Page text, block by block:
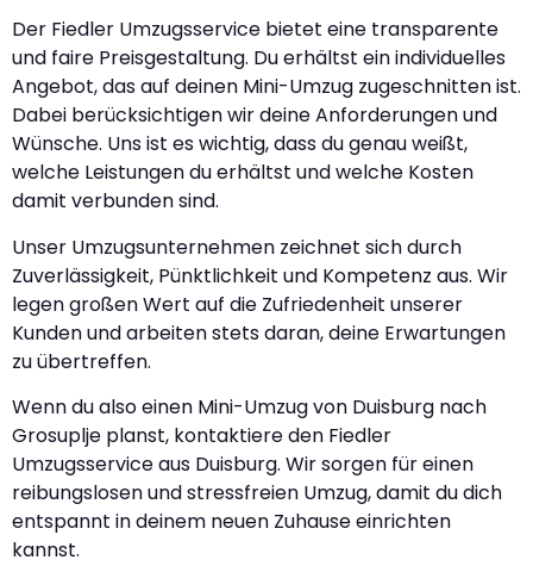
Der Fiedler Umzugsservice bietet eine transparente
und faire Preisgestaltung. Du erhältst ein individuelles
Angebot, das auf deinen Mini-Umzug zugeschnitten ist.
Dabei berücksichtigen wir deine Anforderungen und
Wünsche. Uns ist es wichtig, dass du genau weißt,
welche Leistungen du erhältst und welche Kosten
damit verbunden sind.
Unser Umzugsunternehmen zeichnet sich durch
Zuverlässigkeit, Pünktlichkeit und Kompetenz aus. Wir
legen großen Wert auf die Zufriedenheit unserer
Kunden und arbeiten stets daran, deine Erwartungen
zu übertreffen.
Wenn du also einen Mini-Umzug von Duisburg nach
Grosuplje planst, kontaktiere den Fiedler
Umzugsservice aus Duisburg. Wir sorgen für einen
reibungslosen und stressfreien Umzug, damit du dich
entspannt in deinem neuen Zuhause einrichten
kannst.